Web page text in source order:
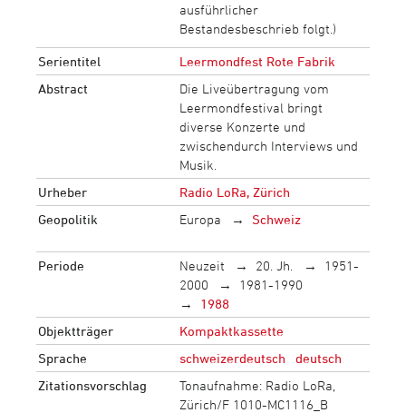
ausführlicher
Bestandesbeschrieb folgt.)
Serientitel
Leermondfest Rote Fabrik
Abstract
Die Liveübertragung vom
Leermondfestival bringt
diverse Konzerte und
zwischendurch Interviews und
Musik.
Urheber
Radio LoRa, Zürich
Geopolitik
Europa Schweiz
Periode Neuzeit 20. Jh.
1951-
2000
1981-1990
1988
Objektträger
Kompaktkassette
Sprache
schweizerdeutsch
deutsch
Zitationsvorschlag
Tonaufnahme: Radio LoRa,
Zürich/F 1010-MC1116_B